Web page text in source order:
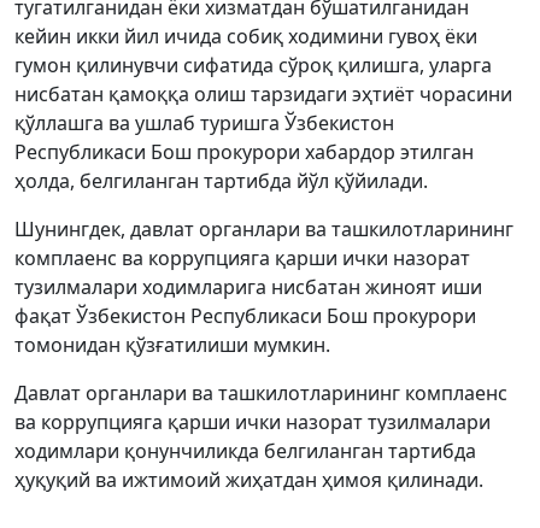
тугатилганидан ёки хизматдан бўшатилганидан
кейин икки йил ичида собиқ ходимини гувоҳ ёки
гумон қилинувчи сифатида сўроқ қилишга, уларга
нисбатан қамоққа олиш тарзидаги эҳтиёт чорасини
қўллашга ва ушлаб туришга Ўзбекистон
Республикаси Бош прокурори хабардор этилган
ҳолда, белгиланган тартибда йўл қўйилади.
Шунингдек, давлат органлари ва ташкилотларининг
комплаенс ва коррупцияга қарши ички назорат
тузилмалари ходимларига нисбатан жиноят иши
фақат Ўзбекистон Республикаси Бош прокурори
томонидан қўзғатилиши мумкин.
Давлат органлари ва ташкилотларининг комплаенс
ва коррупцияга қарши ички назорат тузилмалари
ходимлари қонунчиликда белгиланган тартибда
ҳуқуқий ва ижтимоий жиҳатдан ҳимоя қилинади.